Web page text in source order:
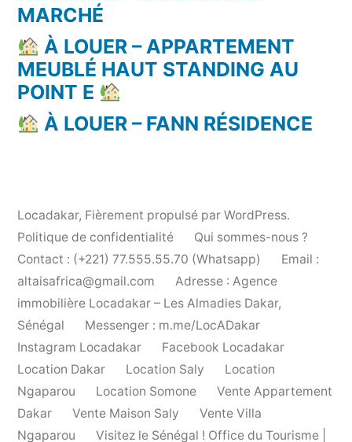
MARCHÉ
À LOUER – APPARTEMENT
MEUBLÉ HAUT STANDING AU
POINT E
À LOUER – FANN RÉSIDENCE
Locadakar, Fièrement propulsé par WordPress.
Politique de confidentialité
Qui sommes-nous ?
Contact : (+221) 77.555.55.70 (Whatsapp)
Email :
altaisafrica@gmail.com
Adresse : Agence
immobilière Locadakar – Les Almadies Dakar,
Sénégal
Messenger : m.me/LocADakar
Instagram Locadakar
Facebook Locadakar
Location Dakar
Location Saly
Location
Ngaparou
Location Somone
Vente Appartement
Dakar
Vente Maison Saly
Vente Villa
Ngaparou
Visitez le Sénégal ! Office du Tourisme |